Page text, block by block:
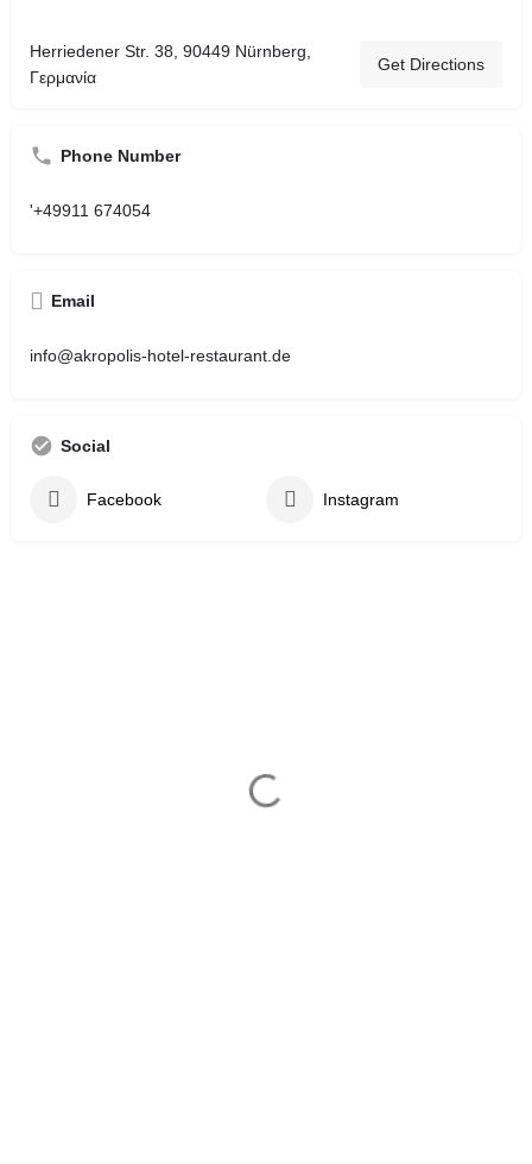
Herriedener Str. 38, 90449 Nürnberg,
Γερμανία
Get Directions
Phone Number
'+49911 674054
Email
info@akropolis-hotel-restaurant.de
Social
Facebook Instagram